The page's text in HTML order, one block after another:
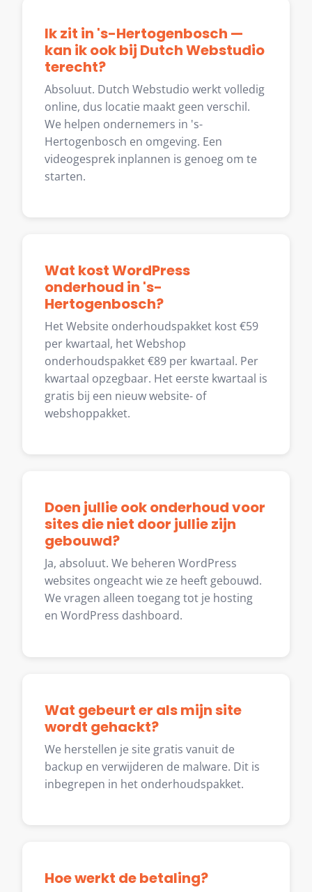
Ik zit in 's-Hertogenbosch —
kan ik ook bij Dutch Webstudio
terecht?
Absoluut. Dutch Webstudio werkt volledig
online, dus locatie maakt geen verschil.
We helpen ondernemers in 's-
Hertogenbosch en omgeving. Een
videogesprek inplannen is genoeg om te
starten.
Wat kost WordPress
onderhoud in 's-
Hertogenbosch?
Het Website onderhoudspakket kost €59
per kwartaal, het Webshop
onderhoudspakket €89 per kwartaal. Per
kwartaal opzegbaar. Het eerste kwartaal is
gratis bij een nieuw website- of
webshoppakket.
Doen jullie ook onderhoud voor
sites die niet door jullie zijn
gebouwd?
Ja, absoluut. We beheren WordPress
websites ongeacht wie ze heeft gebouwd.
We vragen alleen toegang tot je hosting
en WordPress dashboard.
Wat gebeurt er als mijn site
wordt gehackt?
We herstellen je site gratis vanuit de
backup en verwijderen de malware. Dit is
inbegrepen in het onderhoudspakket.
Hoe werkt de betaling?